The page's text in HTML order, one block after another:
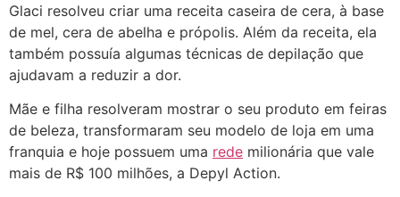
Glaci resolveu criar uma receita caseira de cera, à base
de mel, cera de abelha e própolis. Além da receita, ela
também possuía algumas técnicas de depilação que
ajudavam a reduzir a dor.
Mãe e filha resolveram mostrar o seu produto em feiras
de beleza, transformaram seu modelo de loja em uma
franquia e hoje possuem uma rede milionária que vale
mais de R$ 100 milhões, a Depyl Action.